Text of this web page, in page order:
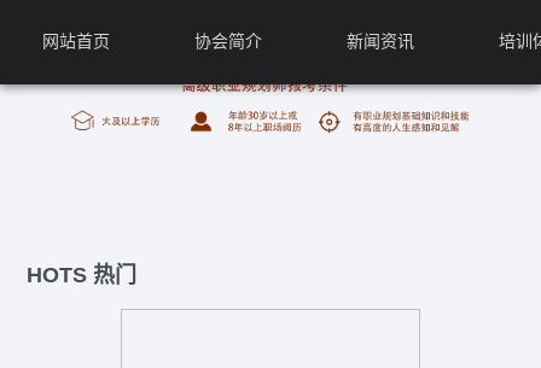
网站首页 协会简介 新闻资讯 培训
HOTS 热门